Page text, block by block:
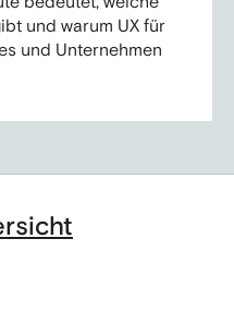
und warum UX für
und Unternehmen